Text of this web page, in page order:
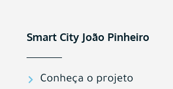
Smart City João Pinheiro
Conheça o projeto